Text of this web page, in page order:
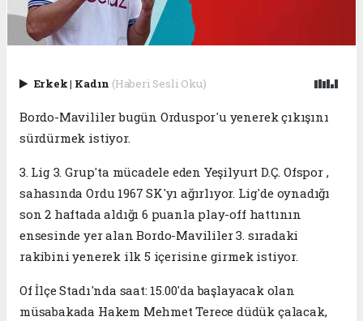
Erkek| Kadın (Haberi Sesli Oku)
Bordo-Mavililer bugün Orduspor'u yenerek çıkışını
sürdürmek istiyor.
3. Lig 3. Grup'ta mücadele eden Yeşilyurt D.Ç. Ofspor ,
sahasında Ordu 1967 SK'yı ağırlıyor. Lig'de oynadığı
son 2 haftada aldığı 6 puanla play-off hattının
ensesinde yer alan Bordo-Mavililer 3. sıradaki
rakibini yenerek ilk 5 içerisine girmek istiyor.
Of İlçe Stadı'nda saat: 15.00'da başlayacak olan
müsabakada Hakem Mehmet Terece düdük çalacak,